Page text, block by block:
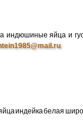
индюшиные яйца и
индейка белая